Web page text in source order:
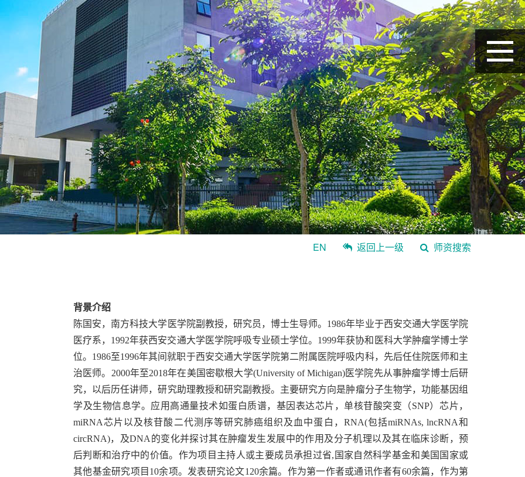
EN 返回上一级 师资搜索
背景介绍
陈国安， 南方科技大学医学院副教授，研究员，博士生导师。 1986年毕业于西安交通大学医学院
医疗系，1992年获西安交通大学医学院呼吸专业硕士学位。1999年获协和医科大学肿瘤学博士学
位。 1986至1996年其间就职于西安交通大学医学院第二附属医院呼吸内科，先后任住院医师和主
治医师。 2000年至2018年在美国密歇根大学(University of Michigan)医学院先从事肿瘤学博士后研
究，以后历任讲师，研究助理教授和研究副教授。 主要研究方向是肿瘤分子生物学，功能基因组
学及生物信息学。 应用高通量技术如蛋白质谱，基因表达芯片，单核苷酸突变（SNP）芯片，
miRNA 芯片以及核苷酸二代测序等研究肺癌组织及血中蛋白， RNA(包括miRNAs, lncRNA和
circRNA)，及DNA的变化并探讨其在肿瘤发生发展中的作用 及分子机理以 及其在临床诊断，预
后判断和治疗中的价值。 作为项目主持人或主要成员承担过省, 国家自然科学基金和美国国家或
其他基金研究项目 10余项。 发表研究论文120余篇。作为第一作者或通讯作者有60余篇，作为第